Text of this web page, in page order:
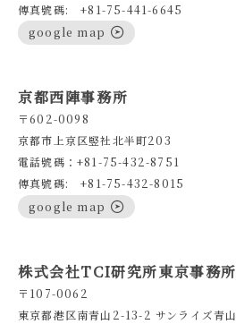
傳真號碼: +81-75-441-6645
google map
京都西陣事務所
〒602-0098
京都市上京区竪社北半町203
電話號碼：+81-75-432-8751
傳真號碼: +81-75-432-8015
google map
株式会社TCI研究所東京事務所
〒107-0062
東京都港区南青山2-13-2 サンライズ青